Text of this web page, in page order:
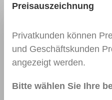
Basaltgrau Anthrazitgrau
Ren. 7016.05 -
Anthrazitgrau
Ren. 7015.05-
Schiefergrau
Preisauszeichnung
Privatkunden können
und Geschäftskunden
angezeigt werden.
Bitte wählen Sie Ihre